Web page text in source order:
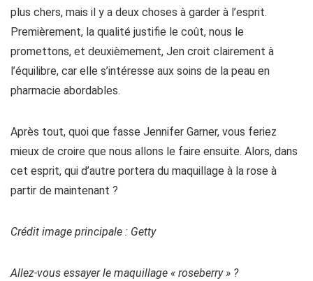
plus chers, mais il y a deux choses à garder à l’esprit.
Premièrement, la qualité justifie le coût, nous le
promettons, et deuxièmement, Jen croit clairement à
l’équilibre, car elle s’intéresse aux soins de la peau en
pharmacie abordables.
Après tout, quoi que fasse Jennifer Garner, vous feriez
mieux de croire que nous allons le faire ensuite. Alors, dans
cet esprit, qui d’autre portera du maquillage à la rose à
partir de maintenant ?
Crédit image principale : Getty
Allez-vous essayer le maquillage « roseberry » ?